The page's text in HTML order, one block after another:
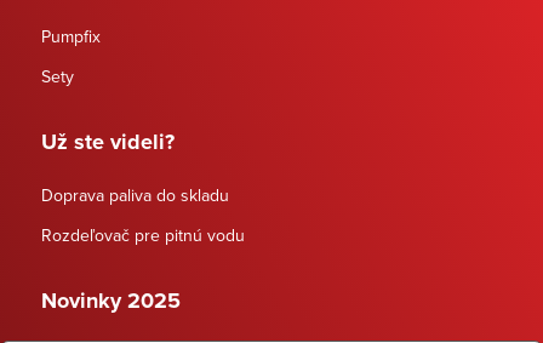
Pumpfix
Sety
Už ste videli?
Doprava paliva do skladu
Rozdeľovač pre pitnú vodu
Novinky 2025